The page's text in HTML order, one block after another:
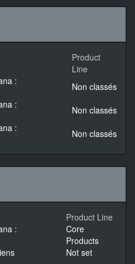
Product
Line
:
Non classés
:
Non classés
:
Non classés
Product Line
:
Core
Products
Not set